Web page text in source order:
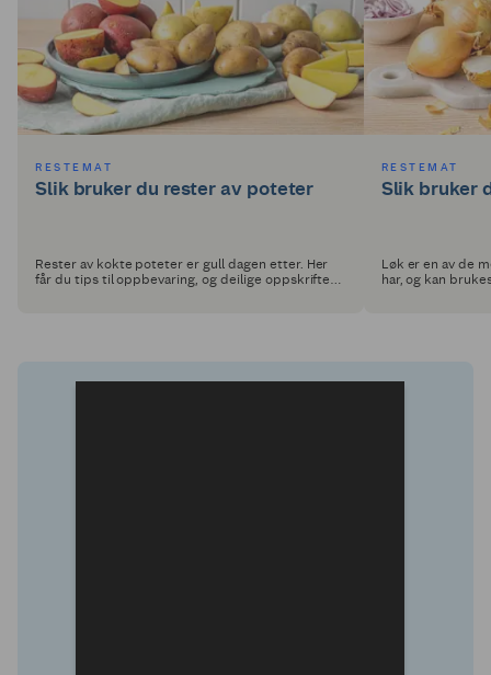
RESTEMAT
Slik bruker du rester av poteter
Rester av kokte poteter er gull dagen etter. Her
får du tips til oppbevaring, og deilige oppskrifter
RESTEMAT
Slik bruker
Løk er en av de
har, og kan